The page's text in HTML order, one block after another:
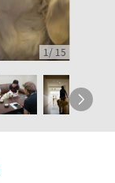
1 / 15